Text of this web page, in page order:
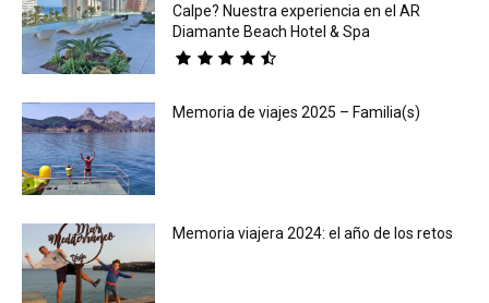
Calpe? Nuestra experiencia en el AR
Diamante Beach Hotel & Spa
Memoria de viajes 2025 – Familia(s)
Memoria viajera 2024: el año de los retos